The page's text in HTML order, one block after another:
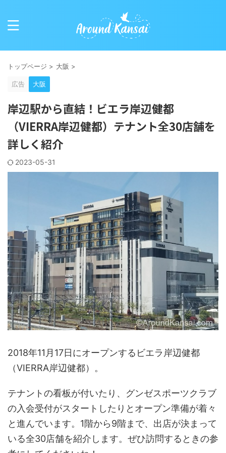
トップページ > 大阪 >
広告 大阪
岸辺駅から直結！ビエラ岸辺健都
（VIERRA岸辺健都）テナント全30店舗を
詳しく紹介
2023-05-31
2018年11月17日にオープンするビエラ岸辺健都
（VIERRA岸辺健都）。
テナントの看板が付いたり、グンゼスポーツクラブ
の入会受付がスタートしたりとオープン準備が着々
と進んでいます。1階から9階まで、出店が決まって
いる全30店舗を紹介します。ぜひ訪問するときの参